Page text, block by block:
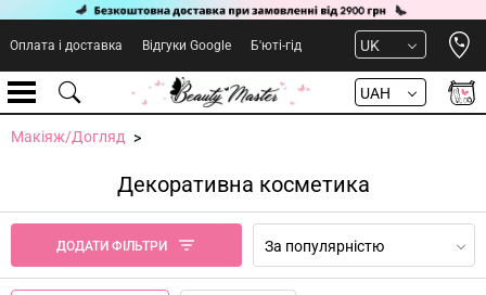
Оплата і доставка Відгуки Google Б'юті-гід UK
UAH
Макіяж/Догляд
Декоративна косметика
ДОДАТИ ФІЛЬТРИ За популярністю